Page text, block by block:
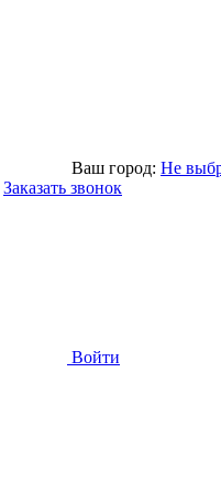
Ваш город: Не
Заказать звонок
Войти